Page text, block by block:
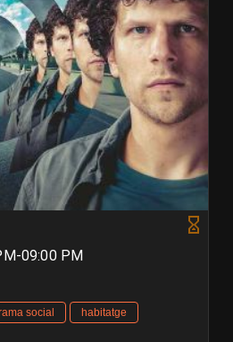
09:00 PM
social
habitatge